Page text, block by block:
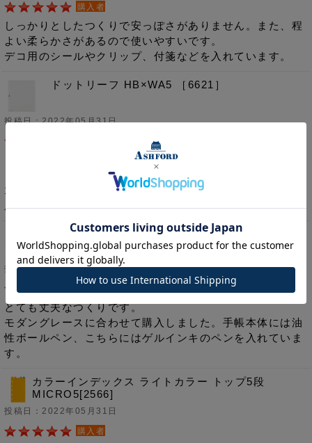
購入者
しっかりとしたつくりで安っぽさがありません。また、程
よい柔らかさがあるので使いやすいです。
デコ用のシールやクリップ、付箋などを入れています。
ドットリーフ HB×WA5 ［6621］
投稿日：2022年05月31日
どんなペンでもストレスなく筆記出来るので、出番が多い
100枚入なので気兼ねなくたくさん使えます。
厚みもあるのでデコをするのにも使いやすいです。
ルガードストレッチペンホルダー MICRO5
[2569]
投稿日：2022年05月31日
とても丈夫なつくりです。
モダングレースに合わせて購入しました。手帳本体には油
性ボールペン、こちらにはゲルインキのペンを入れていま
す。
カラーインデックス ライトカラー トップ5段
MICRO5[2566]
投稿日：2022年05月31日
購入者